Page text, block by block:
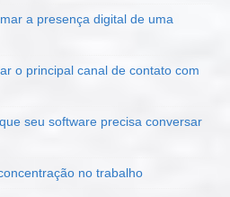
a presença digital de uma
o principal canal de contato com
seu software precisa conversar
no trabalho